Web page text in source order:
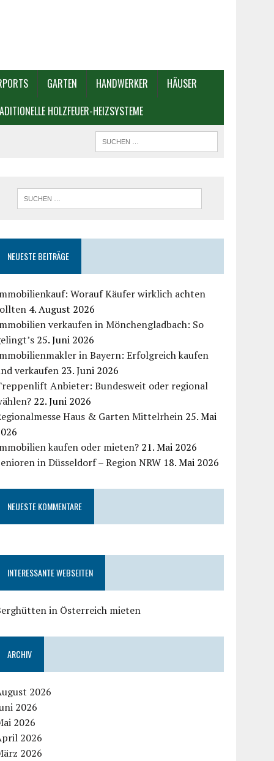
GARTEN HANDWERKER
HÄUSER
HOLZFEUER-HEIZSYSTEME
NEUESTE BEITRÄGE
Worauf Käufer wirklich achten
4. August 2026
verkaufen in Mönchengladbach: So
25. Juni 2026
in Bayern: Erfolgreich kaufen
verkaufen 23. Juni 2026
Anbieter: Bundesweit oder regional
22. Juni 2026
Haus & Garten Mittelrhein 25. Mai
kaufen oder mieten? 21. Mai 2026
in Düsseldorf – Region NRW 18. Mai 2026
NEUESTE KOMMENTARE
INTERESSANTE WEBSEITEN
in Österreich mieten
ARCHIV
2026
2026
2026
2026
2026